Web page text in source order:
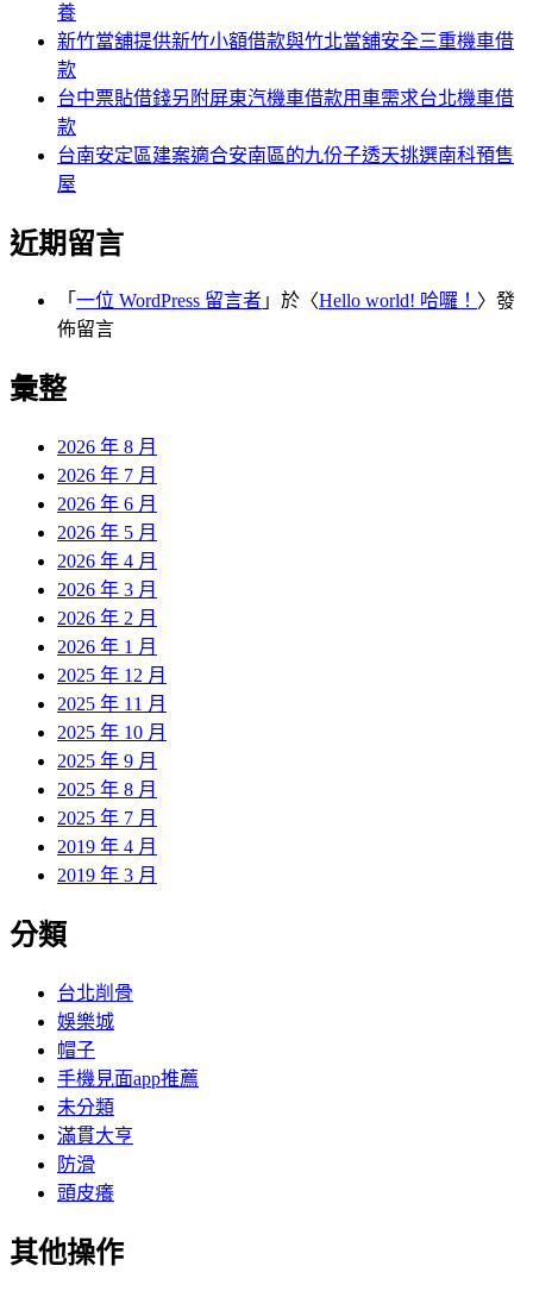
養
新竹當舖提供新竹小額借款與竹北當舖安全三重機車借
款
台中票貼借錢另附屏東汽機車借款用車需求台北機車借
款
台南安定區建案適合安南區的九份子透天挑選南科預售
屋
近期留言
「 一位 WordPress 留言者 」於〈Hello world! 哈囉！ 〉發
佈留言
彙整
2026 年 8 月
2026 年 7 月
2026 年 6 月
2026 年 5 月
2026 年 4 月
2026 年 3 月
2026 年 2 月
2026 年 1 月
2025 年 12 月
2025 年 11 月
2025 年 10 月
2025 年 9 月
2025 年 8 月
2025 年 7 月
2019 年 4 月
2019 年 3 月
分類
台北削骨
娛樂城
帽子
手機見面app推薦
未分類
滿貫大亨
防滑
頭皮癢
其他操作